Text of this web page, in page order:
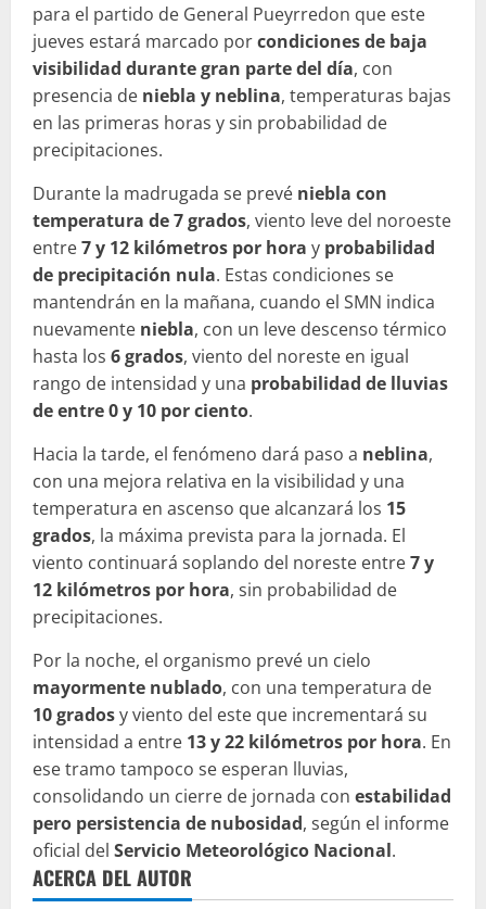
para el partido de General Pueyrredon que este
jueves estará marcado porcondiciones de baja
visibilidad durante gran parte del día, con
presencia de niebla y neblina, temperaturas bajas
en las primeras horas y sin probabilidad de
precipitaciones.
Durante la madrugada se prevé niebla con
temperatura de 7 grados, viento leve del noroeste
entre7 y 12 kilómetros por hora y probabilidad
de precipitación nula. Estas condiciones se
mantendrán en la mañana, cuando el SMN indica
nuevamente niebla, con un leve descenso térmico
hasta los 6 grados, viento del noreste en igual
rango de intensidad y una probabilidad de lluvias
de entre 0 y 10 por ciento.
Hacia la tarde, el fenómeno dará paso a neblina,
con una mejora relativa en la visibilidad y una
temperatura en ascenso que alcanzará los 15
grados, la máxima prevista para la jornada. El
viento continuará soplando del noreste entre7 y
12 kilómetros por hora, sin probabilidad de
precipitaciones.
Por la noche, el organismo prevé un cielo
mayormente nublado, con una temperatura de
10 gradosy viento del este que incrementará su
intensidad a entre 13 y 22 kilómetros por hora. En
ese tramo tampoco se esperan lluvias,
consolidando un cierre de jornada con estabilidad
pero persistencia de nubosidad, según el informe
oficial del Servicio Meteorológico Nacional.
ACERCA DEL AUTOR